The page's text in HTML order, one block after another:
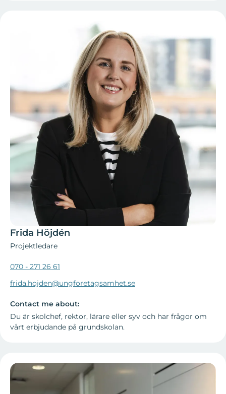
Frida Höjdén
Projektledare
070 - 271 26 61
frida.hojden@ungforetagsamhet.se
Contact me about:
Du är skolchef, rektor, lärare eller syv och har frågor om
vårt erbjudande på grundskolan.